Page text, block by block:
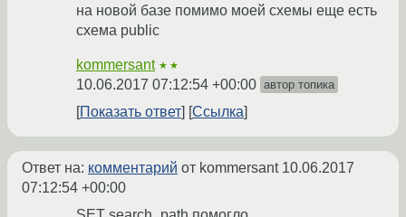
на новой базе помимо моей схемы еще есть
схема public
kommersant ★★
10.06.2017 07:12:54 +00:00 автор топика
Показать ответ Ссылка
Ответ на: комментарий от kommersant 10.06.2017
07:12:54 +00:00